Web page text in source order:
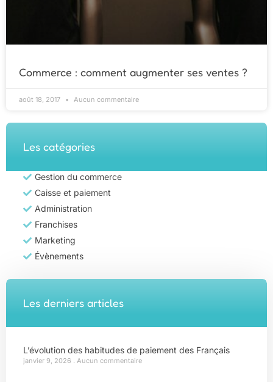
Commerce : comment augmenter ses ventes ?
août 18, 2017 Aucun commentaire
Les catégories
Gestion du commerce
Caisse et paiement
Administration
Franchises
Marketing
Évènements
Les derniers articles
L’évolution des habitudes de paiement des Français
janvier 9, 2026 Aucun commentaire